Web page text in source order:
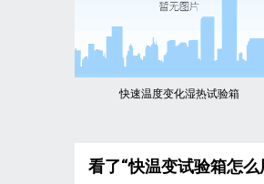
快速温度变化湿热试验箱
看了“快温变试验箱怎